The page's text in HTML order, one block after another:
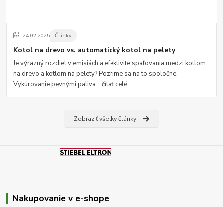
24.02.2025 Články
Kotol na drevo vs. automatický kotol na pelety
Je výrazný rozdiel v emisiách a efektivite spaľovania medzi kotlom
na drevo a kotlom na pelety? Pozrime sa na to spoločne.
Vykurovanie pevnými paliva...čítať celé
Zobraziť všetky články
Nakupovanie v e-shope